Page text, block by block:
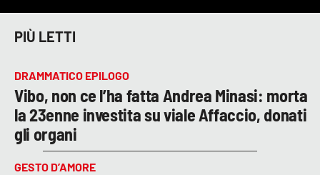
PIÙ LETTI
DRAMMATICO EPILOGO
Vibo, non ce l’ha fatta Andrea Minasi: morta
la 23enne investita su viale Affaccio, donati
gli organi
GESTO D’AMORE